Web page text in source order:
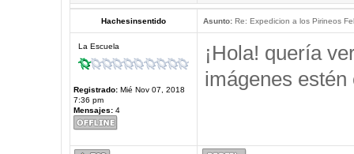
Hachesinsentido Asunto:Re: Expedicion a los Pirineos
La Escuela
Registrado:Mié Nov 07, 2018
7:36 pm
Mensajes:4
¡Hola! quería
imágenes